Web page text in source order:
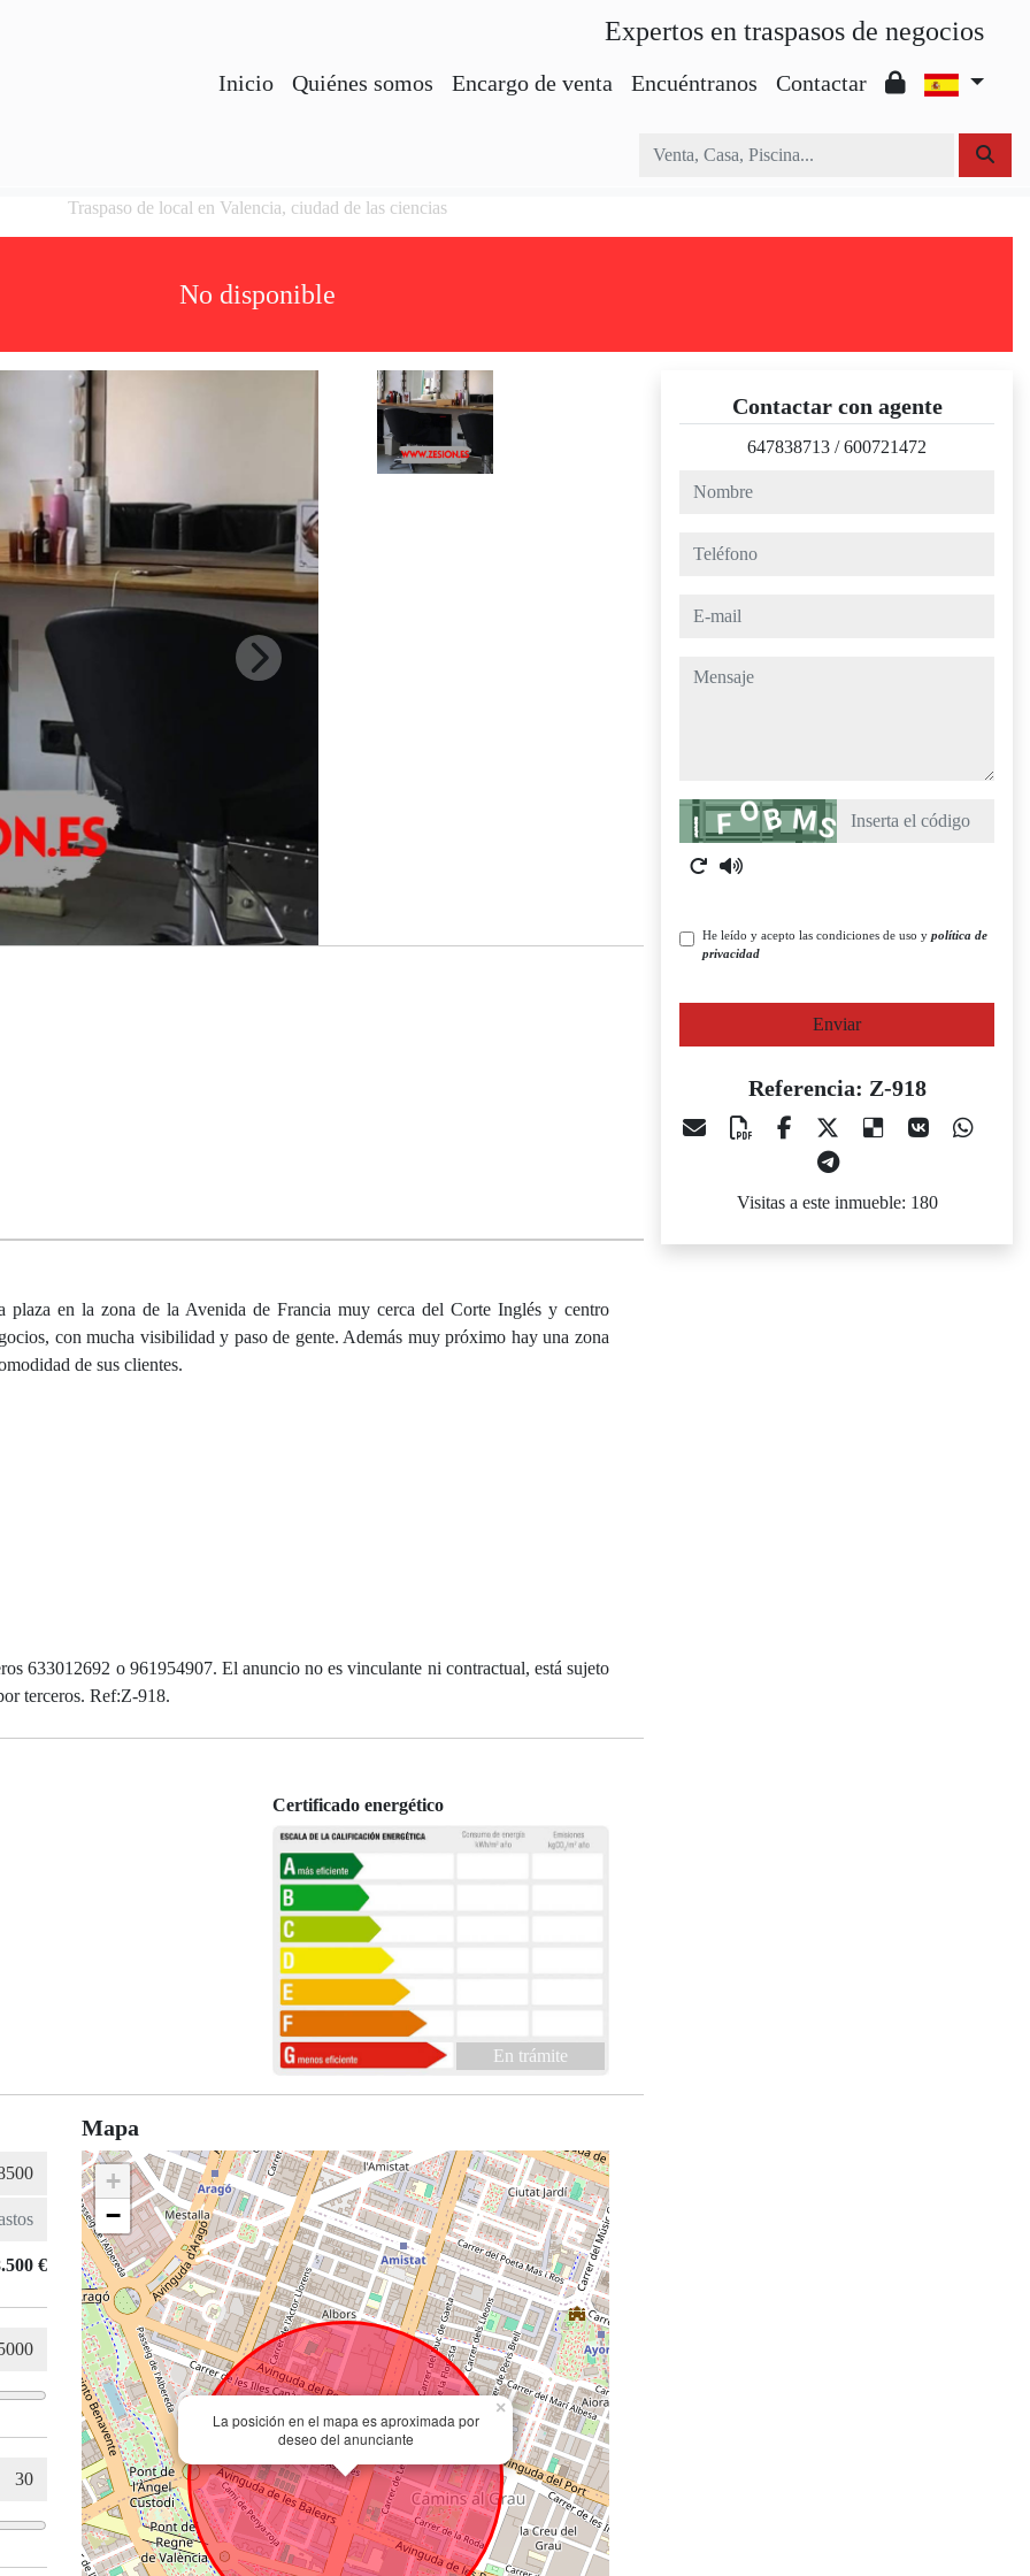
Expertos en traspasos de negocios
Inicio Quiénes somos Encargo de venta Encuéntranos Contactar
Traspaso de local en Valencia, ciudad de las ciencias
No disponible
plaza en la zona de la Avenida de Francia muy cerca del Corte Inglés y centro
con mucha visibilidad y paso de gente. Además muy próximo hay una zona
de sus clientes.
633012692 o 961954907. El anuncio no es vinculante ni contractual, está sujeto
terceros. Ref:Z-918.
Certificado energético
En trámite
€
Mapa
La posición en el mapa es aproximada por
deseo del anunciante
×
+
−
Contactar con agente
647838713 /600721472
nombre
teléfono
e-mail
mensaje
Captcha
He leído y acepto las condiciones de uso y política de
privacidad
Enviar
Referencia: Z-918
Visitas a este inmueble: 180